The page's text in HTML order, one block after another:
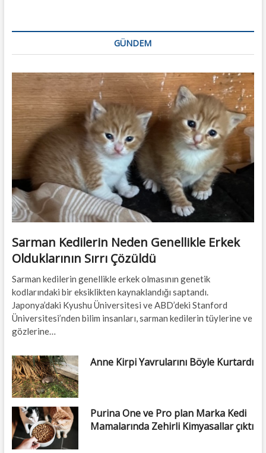
GÜNDEM
Sarman Kedilerin Neden Genellikle Erkek
Olduklarının Sırrı Çözüldü
Sarman kedilerin genellikle erkek olmasının genetik
kodlarındaki bir eksiklikten kaynaklandığı saptandı.
Japonya’daki Kyushu Üniversitesi ve ABD’deki Stanford
Üniversitesi’nden bilim insanları, sarman kedilerin tüylerine ve
gözlerine…
Anne Kirpi Yavrularını Böyle Kurtardı
Purina One ve Pro plan Marka Kedi
Mamalarında Zehirli Kimyasallar çıktı